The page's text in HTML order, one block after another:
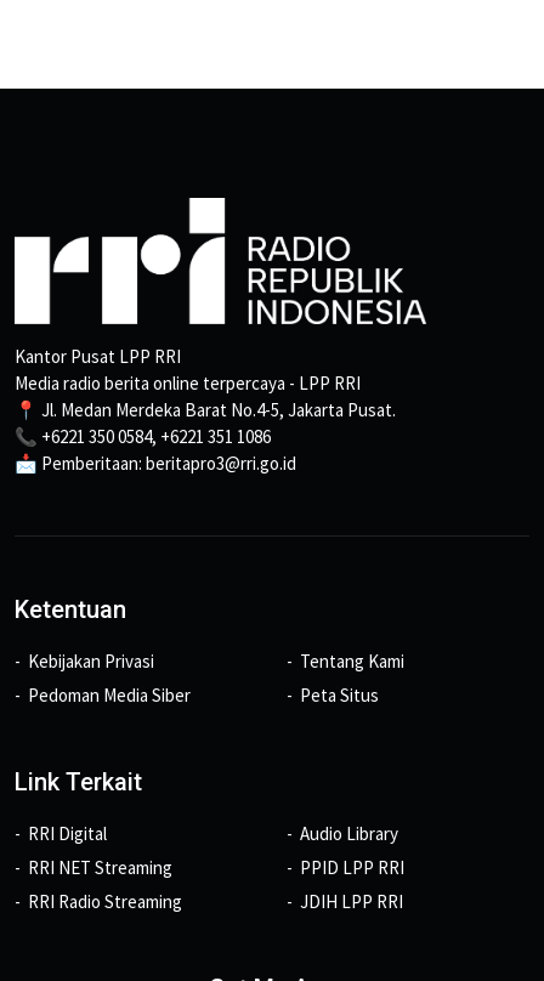
Kantor Pusat LPP RRI
Media radio berita online terpercaya - LPP RRI
📍 Jl. Medan Merdeka Barat No.4-5, Jakarta Pusat.
📞 +6221 350 0584, +6221 351 1086
📩 Pemberitaan: beritapro3@rri.go.id
Ketentuan
Kebijakan Privasi
Pedoman Media Siber
Tentang Kami
Peta Situs
Link Terkait
RRI Digital
RRI NET Streaming
RRI Radio Streaming
Audio Library
PPID LPP RRI
JDIH LPP RRI